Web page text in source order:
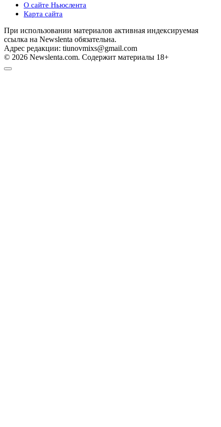
О сайте Ньюслента
Карта сайта
При использовании материалов активная индексируемая
ссылка на Newslenta обязательна.
Адрес редакции: tiunovmixs@gmail.com
© 2026 Newslenta.com. Содержит материалы 18+